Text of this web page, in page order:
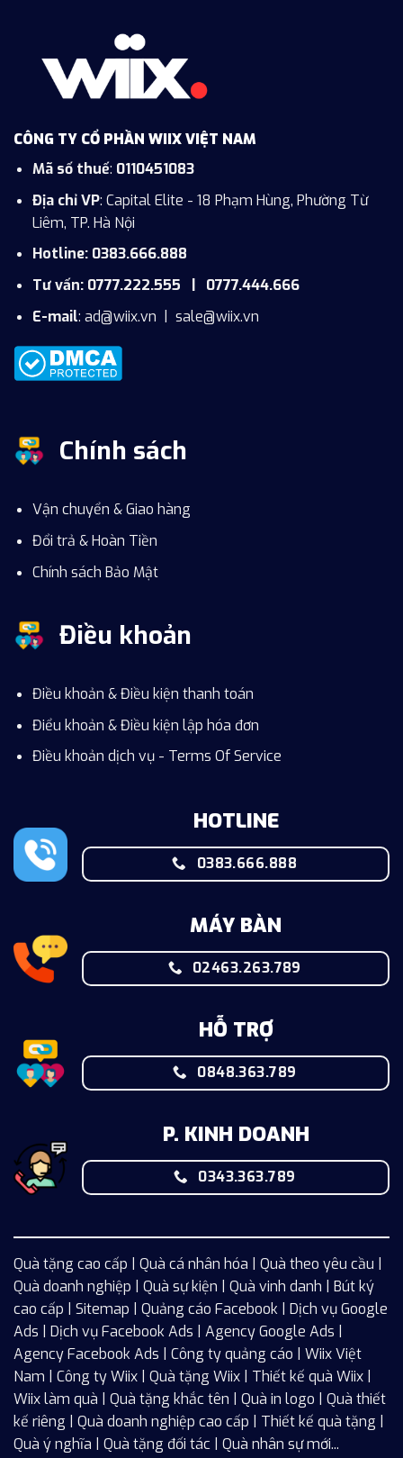
CÔNG TY CỔ PHẦN WIIX VIỆT NAM
Mã số thuế: 0110451083
Địa chỉ VP: Capital Elite - 18 Phạm Hùng, Phường Từ
Liêm, TP. Hà Nội
Hotline: 0383.666.888
Tư vấn: 0777.222.555 | 0777.444.666
E-mail: ad@wiix.vn | sale@wiix.vn
Chính sách
Vận chuyển & Giao hàng
Đổi trả & Hoàn Tiền
Chính sách Bảo Mật
Điều khoản
Điều khoản & Điều kiện thanh toán
Điểu khoản & Điều kiện lập hóa đơn
Điều khoản dịch vụ - Terms Of Service
HOTLINE
0383.666.888
MÁY BÀN
02463.263.789
HỖ TRỢ
0848.363.789
P. KINH DOANH
0343.363.789
Quà tặng cao cấp | Quà cá nhân hóa | Quà theo yêu cầu |
Quà doanh nghiệp | Quà sự kiện | Quà vinh danh | Bút ký
cao cấp | Sitemap | Quảng cáo Facebook | Dịch vụ Google
Ads | Dịch vụ Facebook Ads | Agency Google Ads |
Agency Facebook Ads | Công ty quảng cáo | WiixViệt
Nam | Công ty Wiix | Quà tặng Wiix | Thiết kế quà Wiix |
Wiix làm quà | Quà tặng khắc tên | Quà in logo | Quà thiết
kế riêng | Quà doanh nghiệp cao cấp | Thiết kế quà tặng |
Quà ý nghĩa | Quà tặng đối tác | Quà nhân sự mới...